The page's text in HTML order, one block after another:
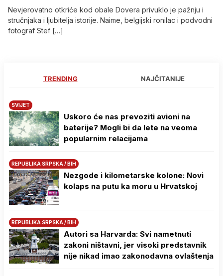
Nevjerovatno otkriće kod obale Dovera privuklo je pažnju i
stručnjaka i ljubitelja istorije. Naime, belgijski ronilac i podvodni
fotograf Stef […]
TRENDING NAJČITANIJE
SVIJET
Uskoro će nas prevoziti avioni na
baterije? Mogli bi da lete na veoma
popularnim relacijama
REPUBLIKA SRPSKA / BIH
Nezgode i kilometarske kolone: Novi
kolaps na putu ka moru u Hrvatskoj
REPUBLIKA SRPSKA / BIH
Autori sa Harvarda: Svi nametnuti
zakoni ništavni, jer visoki predstavnik
nije nikad imao zakonodavna ovlaštenja